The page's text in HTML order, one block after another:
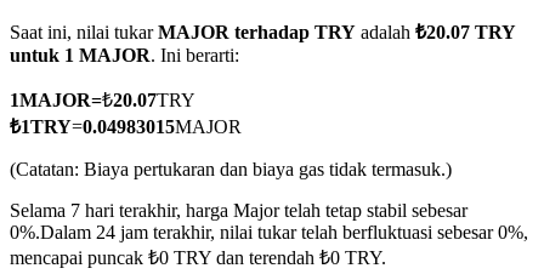
USDC Berjangka
Saat ini, nilai tukarMAJOR terhadap TRY adalah ₺20.07 TRY
untuk 1 MAJOR. Ini berarti:
1MAJOR=₺20.07TRY
₺1TRY=0.04983015MAJOR
(Catatan: Biaya pertukaran dan biaya gas tidak termasuk.)
Selama 7 hari terakhir, harga Major telah tetap stabil sebesar
0%.Dalam 24 jam terakhir, nilai tukar telah berfluktuasi sebesar 0%,
mencapai puncak ₺0 TRY dan terendah ₺0 TRY.